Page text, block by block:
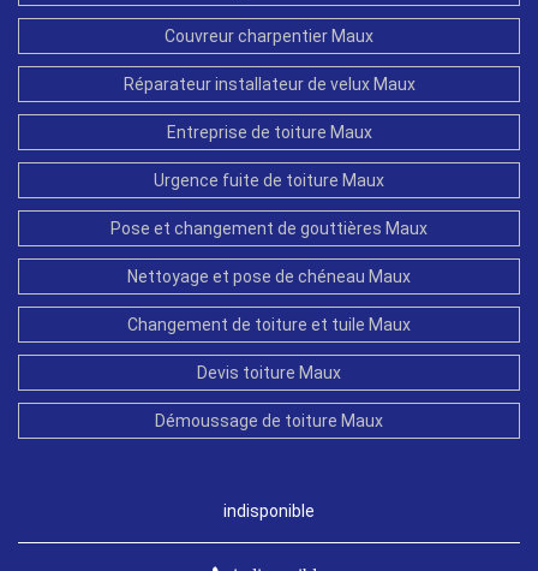
Couvreur charpentier Maux
Réparateur installateur de velux Maux
Entreprise de toiture Maux
Urgence fuite de toiture Maux
Pose et changement de gouttières Maux
Nettoyage et pose de chéneau Maux
Changement de toiture et tuile Maux
Devis toiture Maux
Démoussage de toiture Maux
indisponible